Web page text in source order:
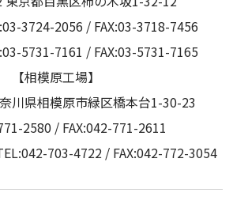
3724-2056 / FAX:03-3718-7456
5731-7161 / FAX:03-5731-7165
【相模原工場】
川県相模原市緑区橋本台1-30-23
2580 / FAX:042-771-2611
703-4722 / FAX:042-772-3054